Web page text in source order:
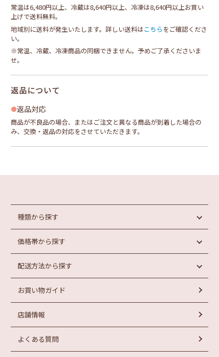
常温は6,480円以上、冷蔵は8,640円以上、冷凍は8,640円以上お買い
上げで送料無料。
地域別に送料が発生いたします。詳しい送料はこちら をご確認くださ
い。
※常温、冷蔵、冷凍商品の同梱できません。予めご了承くださいま
せ。
返品について
返品対応
商品が不良品の場合、またはご注文と異なる商品が到着した場合の
み、交換・返品の対応をさせていただきます。
種類から探す
めんたいこ
惣菜・パン
ラーメン
価格帯から探す
1,000円未満
2,000円以上
4,000
配送方法から探す
常温商品
冷凍商品
お買い物ガイド
店舗情報
よくある質問